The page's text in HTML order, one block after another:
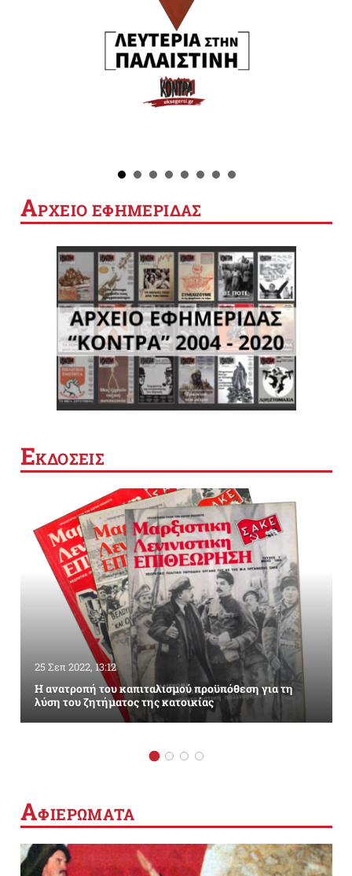
ΑΡΧΕΙΟ ΕΦΗΜΕΡΙΔΑΣ
ΕΚΔΟΣΕΙΣ
25 Σεπ 2022, 13:12
Η ανατροπή του καπιταλισμού προϋπόθεση για τη
λύση του ζητήματος της κατοικίας
ΑΦΙΕΡΩΜΑΤΑ